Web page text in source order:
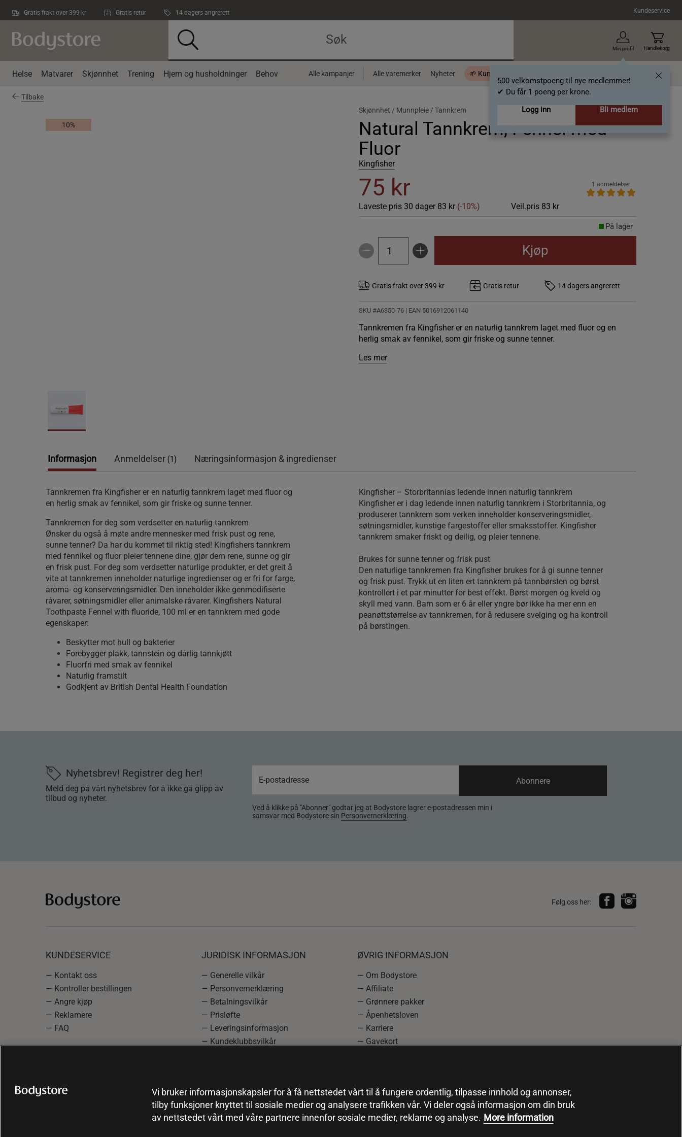
Gratis frakt over 399 kr Gratis retur 14 dagers angrerett Kundeservice
Min profil
500 velkomstpoeng til nye medlemmer!
✔ Du får 1 poeng per krone.
Logg inn
Bli medlem
Handlekorg
Helse Matvarer Skjønnhet Trening Hjem og husholdninger Behov Alle kampanjer Alle varemerker Nyheter 🌱 Kundeklubb - 500 velkomstpoeng Gavekort
Tilbake
10%
Skjønnhet / Munnpleie / Tannkrem
Natural Tannkrem, Fennel med
Fluor
Kingfisher
75 kr
Laveste pris 30 dager 83 kr (-10%) Veil.pris 83 kr
1 anmeldelser
På lager
Kjøp
Gratis frakt over 399 kr Gratis retur 14 dagers angrerett
SKU #A6350-76 | EAN 5016912061140
Tannkremen fra Kingfisher er en naturlig tannkrem laget med fluor og en
herlig smak av fennikel, som gir friske og sunne tenner.
Les mer
Informasjon Anmeldelser (1) Næringsinformasjon & ingredienser
Tannkremen fra Kingfisher er en naturlig tannkrem laget med fluor og
en herlig smak av fennikel, som gir friske og sunne tenner.
Tannkremen for deg som verdsetter en naturlig tannkrem
Ønsker du også å møte andre mennesker med frisk pust og rene,
sunne tenner? Da har du kommet til riktig sted! Kingfishers tannkrem
med fennikel og fluor pleier tennene dine, gjør dem rene, sunne og gir
en frisk pust. For deg som verdsetter naturlige produkter, er det greit å
vite at tannkremen inneholder naturlige ingredienser og er fri for farge,
aroma- og konserveringsmidler. Den inneholder ikke genmodifiserte
råvarer, søtningsmidler eller animalske råvarer. Kingfishers Natural
Toothpaste Fennel with fluoride, 100 ml er en tannkrem med gode
egenskaper:
Beskytter mot hull og bakterier
Forebygger plakk, tannstein og dårlig tannkjøtt
Fluorfri med smak av fennikel
Naturlig framstilt
Godkjent av British Dental Health Foundation
Kingfisher – Storbritannias ledende innen naturlig tannkrem
Kingfisher er i dag ledende innen naturlig tannkrem i Storbritannia, og
produserer tannkrem som verken inneholder konserveringsmidler,
søtningsmidler, kunstige fargestoffer eller smaksstoffer. Kingfisher
tannkrem smaker friskt og deilig, og pleier tennene.
Brukes for sunne tenner og frisk pust
Den naturlige tannkremen fra Kingfisher brukes for å gi sunne tenner
og frisk pust. Trykk ut en liten ert tannkrem på tannbørsten og børst
kontrollert i et par minutter for best effekt. Børst morgen og kveld og
skyll med vann. Barn som er 6 år eller yngre bør ikke ha mer enn en
peanøttstørrelse av tannkremen, for å redusere svelging og ha kontroll
på børstingen.
Nyhetsbrev! Registrer deg her!
Meld deg på vårt nyhetsbrev for å ikke gå glipp av
tilbud og nyheter.
Ved å klikke på "Abonner" godtar jeg at Bodystore lagrer e-postadressen min i
samsvar med Bodystore sin Personvernerklæring.
Abonnere
Følg oss her:
KUNDESERVICE
— Kontakt oss
— Kontroller bestillingen
— Angre kjøp
— Reklamere
— FAQ
JURIDISK INFORMASJON
— Generelle vilkår
— Personvernerklæring
— Betalningsvilkår
— Prisløfte
— Leveringsinformasjon
— Kundeklubbsvilkår
ØVRIG INFORMASJON
— Om Bodystore
— Affiliate
— Grønnere pakker
— Åpenhetsloven
— Karriere
— Gavekort
Vi bruker informasjonskapsler for å få nettstedet vårt til å fungere ordentlig, tilpasse innhold og annonser,
tilby funksjoner knyttet til sosiale medier og analysere trafikken vår. Vi deler også informasjon om din bruk
av nettstedet vårt med våre partnere innenfor sosiale medier, reklame og analyse. More information